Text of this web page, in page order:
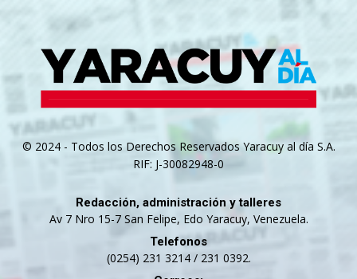
© 2024 - Todos los Derechos Reservados Yaracuy al día S.A.
RIF: J-30082948-0
Redacción, administración y talleres
Av 7 Nro 15-7 San Felipe, Edo Yaracuy, Venezuela.
Telefonos
(0254) 231 3214 / 231 0392.